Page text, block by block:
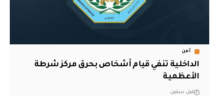
أمن
الداخلية تنفي قيام أشخاص بحرق مركز شرطة
الأعظمية
قبل سنتين